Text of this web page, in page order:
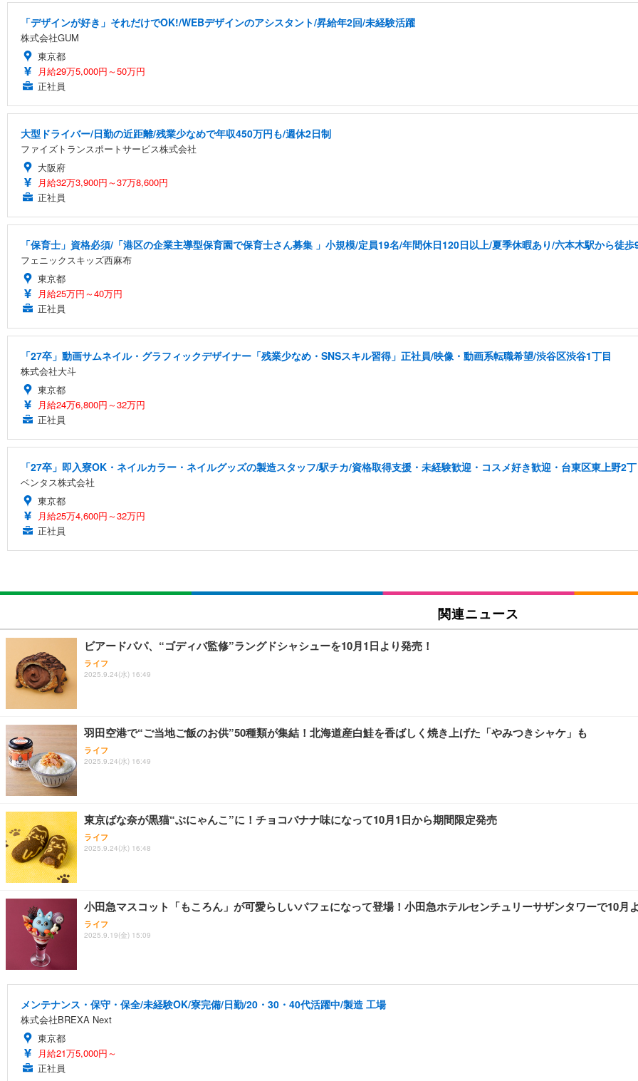
「デザインが好き」それだけでOK!/WEBデザインのアシスタント/昇給年2回/未経験活躍
株式会社GUM
東京都
月給29万5,000円～50万円
正社員
大型ドライバー/日勤の近距離/残業少なめで年収450万円も/週休2日制
ファイズトランスポートサービス株式会社
大阪府
月給32万3,900円～37万8,600円
正社員
「保育士」資格必須/「港区の企業主導型保育園で保育士さん募集 」小規模/定員19名/年間休日120日以上/夏季休暇あり/六本木駅から徒歩
フェニックスキッズ西麻布
東京都
月給25万円～40万円
正社員
「27卒」動画サムネイル・グラフィックデザイナー「残業少なめ・SNSスキル習得」正社員/映像・動画系転職希望/渋谷区渋谷1丁目
株式会社大斗
東京都
月給24万6,800円～32万円
正社員
「27卒」即入寮OK・ネイルカラー・ネイルグッズの製造スタッフ/駅チカ/資格取得支援・未経験歓迎・コスメ好き歓迎・台東区東上野2
ベンタス株式会社
東京都
月給25万4,600円～32万円
正社員
関連ニュース
ビアードパパ、“ゴディバ監修”ラングドシャシューを10月1日より発売！
ライフ
2025.9.24(水) 16:49
羽田空港で“ご当地ご飯のお供”50種類が集結！北海道産白鮭を香ばしく焼き上げた「やみつきシャケ」も
ライフ
2025.9.24(水) 16:49
東京ばな奈が黒猫“ぶにゃんこ”に！チョコバナナ味になって10月1日から期間限定発売
ライフ
2025.9.24(水) 16:48
小田急マスコット「もころん」が可愛らしいパフェになって登場！小田急ホテルセンチュリーサザンタワーで10月
ライフ
2025.9.19(金) 15:09
メンテナンス・保守・保全/未経験OK/寮完備/日勤/20・30・40代活躍中/製造 工場
株式会社BREXA Next
東京都
月給21万5,000円～
正社員